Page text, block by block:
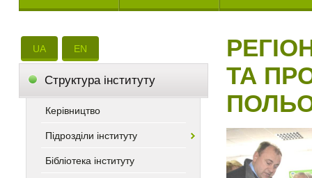
UA EN
Cтруктура інституту
Керівництво
Підрозділи інституту
Бібліотека інституту
ТА